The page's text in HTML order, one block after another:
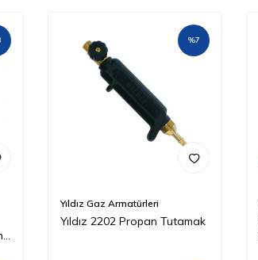
%7
Yıldız Gaz Armatürleri
Yıldız 2202 Propan Tutamak